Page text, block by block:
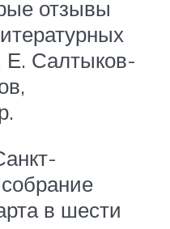
отзывы
Е. Салтыков-
в шести